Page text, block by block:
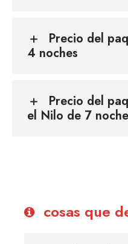
Precio del
4 noches
Precio del
el Nilo de 7
cosas que